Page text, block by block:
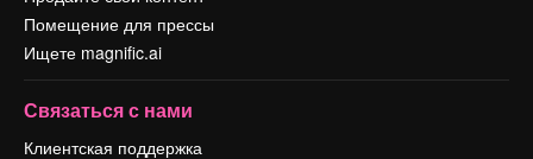
Помещение для прессы
Ищете magnific.ai
Связаться с нами
Клиентская поддержка